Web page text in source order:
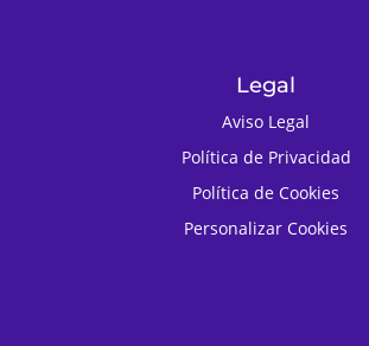
Legal
Aviso Legal
Política de Privacidad
Política de Cookies
Personalizar Cookies